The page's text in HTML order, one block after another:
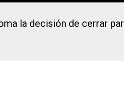
la decisión de cerrar